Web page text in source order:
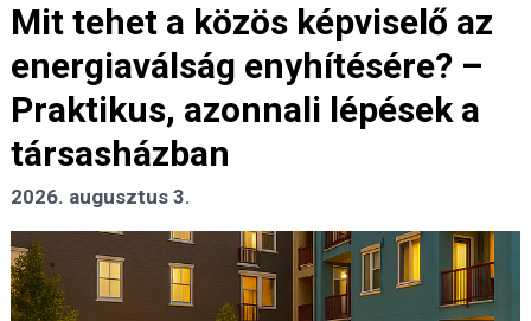
Mit tehet a közös képviselő az
energiaválság enyhítésére? –
Praktikus, azonnali lépések a
társasházban
2026. augusztus 3.